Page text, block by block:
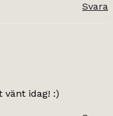
Svara
vänt idag! :)